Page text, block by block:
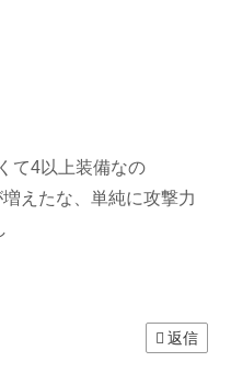
て4以上装備なの
えたな、単純に攻撃力
返信